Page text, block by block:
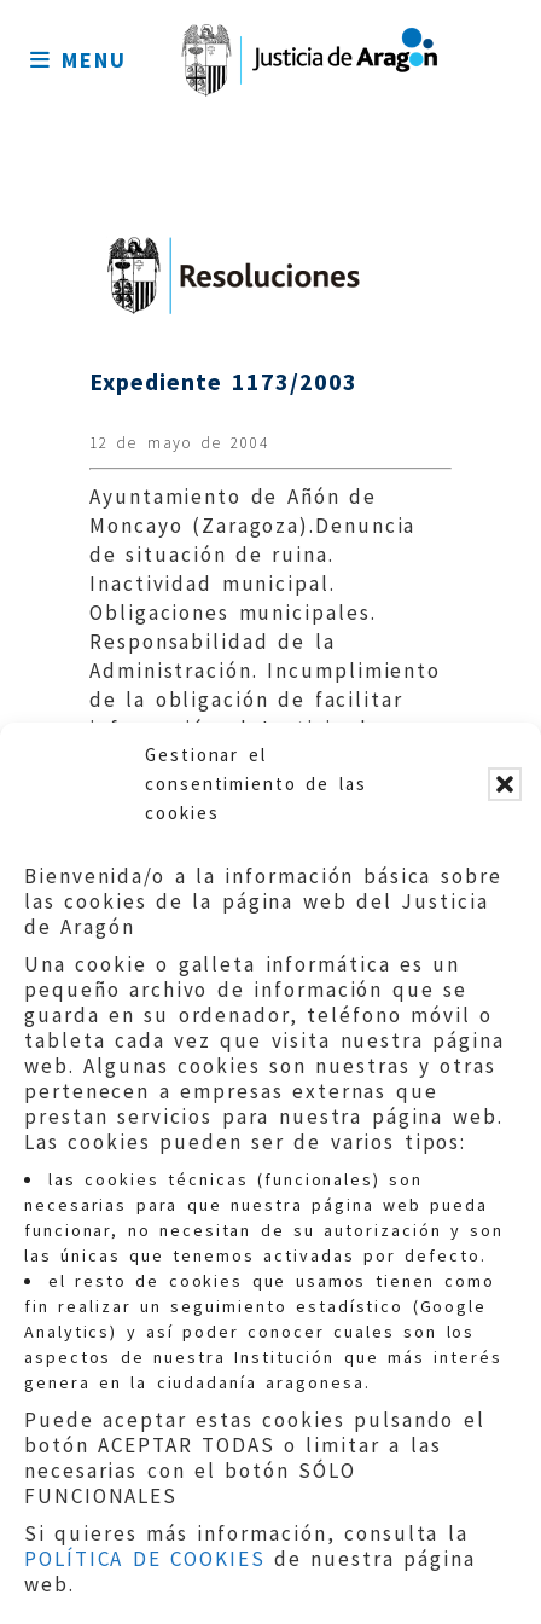
Gestionar el
consentimiento de las
cookies
Bienvenida/o a la información básica sobre
las cookies de la página web del Justicia
de Aragón
Una cookie o galleta informática es un
pequeño archivo de información que se
guarda en su ordenador, teléfono móvil o
tableta cada vez que visita nuestra página
web. Algunas cookies son nuestras y otras
pertenecen a empresas externas que
prestan servicios para nuestra página web.
Las cookies pueden ser de varios tipos:
las cookies técnicas (funcionales) son
necesarias para que nuestra página web pueda
funcionar, no necesitan de su autorización y son
las únicas que tenemos activadas por defecto.
el resto de cookies que usamos tienen como
fin realizar un seguimiento estadístico (Google
Analytics) y así poder conocer cuales son los
aspectos de nuestra Institución que más interés
genera en la ciudadanía aragonesa.
Puede aceptar estas cookies pulsando el
botón ACEPTAR TODAS o limitar a las
necesarias con el botón SÓLO
FUNCIONALES
Si quieres más información, consulta la
POLÍTICA DE COOKIES de nuestra página
web.
sitio
MENU
Expediente 1173/2003
12 de mayo de 2004
Ayuntamiento de Añón de
Moncayo (Zaragoza).Denuncia
de situación de ruina.
Inactividad municipal.
Obligaciones municipales.
Responsabilidad de la
Administración. Incumplimiento
de la obligación de facilitar
información al Justicia de
Aragón.
Quejas:quejas@eljusticiadearagon.es
Información general:
informacion@eljusticiadearagon.es
Teléfonos:900 210 210/
Aviso legal|Política de privacidad|
Protección de Datos